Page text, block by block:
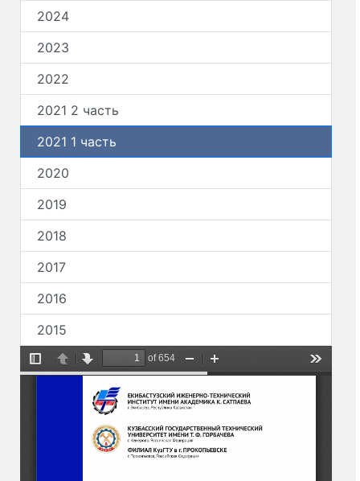
2024
2023
2022
2021 2 часть
2021 1 часть
2020
2019
2018
2017
2016
2015